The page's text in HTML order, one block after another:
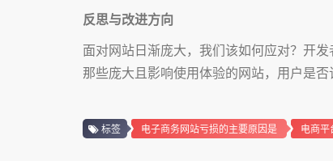
反思与改进方向
面对网站日渐庞大，我们该如何应对？开
那些庞大且影响使用体验的网站，用户是
标签 电子商务网站亏损的主要原因是 电商平